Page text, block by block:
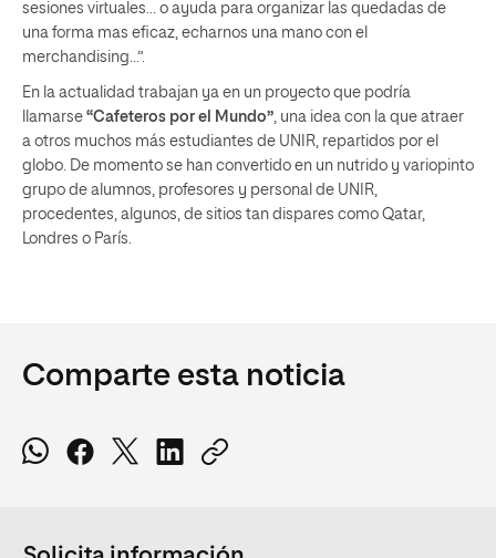
sesiones virtuales… o ayuda para organizar las quedadas de
una forma mas eficaz, echarnos una mano con el
merchandising…”.
En la actualidad trabajan ya en un proyecto que podría
llamarse “Cafeteros por el Mundo”, una idea con la que atraer
a otros muchos más estudiantes de UNIR, repartidos por el
globo. De momento se han convertido en un nutrido y variopinto
grupo de alumnos, profesores y personal de UNIR,
procedentes, algunos, de sitios tan dispares como Qatar,
Londres o París.
Comparte esta noticia